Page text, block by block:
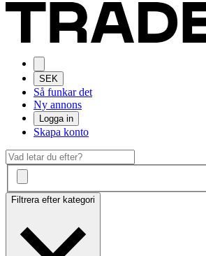
SEK
Så funkar det
Ny annons
Logga in
Skapa konto
Filtrera efter kategori